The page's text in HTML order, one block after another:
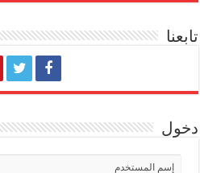
تابعنا
دخول